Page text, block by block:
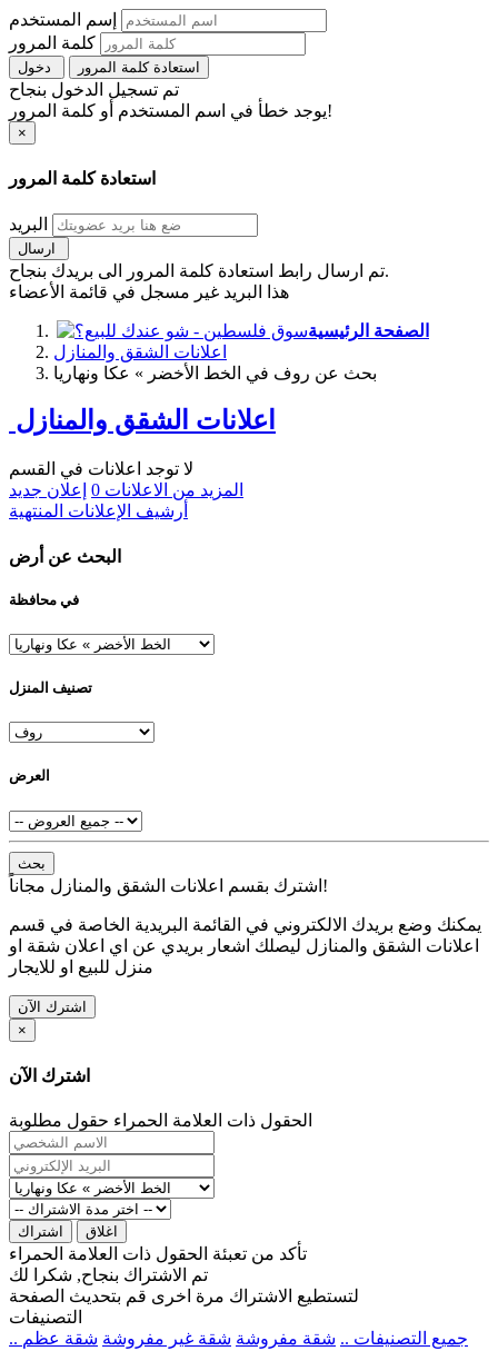
إسم المستخدم
كلمة المرور
استعادة كلمة المرور
تم تسجيل الدخول بنجاح
يوجد خطأ في اسم المستخدم أو كلمة المرور!
×
استعادة كلمة المرور
البريد
تم ارسال رابط استعادة كلمة المرور الى بريدك بنجاح.
هذا البريد غير مسجل في قائمة الأعضاء
الصفحة الرئيسية
اعلانات الشقق والمنازل
بحث عن روف في الخط الأخضر » عكا ونهاريا
اعلانات الشقق والمنازل
لا توجد اعلانات في القسم
المزيد من الاعلانات 0 إعلان جديد
أرشيف الإعلانات المنتهية
البحث عن أرض
في محافظة
تصنيف المنزل
العرض
بحث
اشترك بقسم اعلانات الشقق والمنازل مجاناً!
يمكنك وضع بريدك الالكتروني في القائمة البريدية الخاصة في قسم
اعلانات الشقق والمنازل ليصلك اشعار بريدي عن اي اعلان شقة او
منزل للبيع او للايجار
اشترك الآن
×
اشترك الآن
الحقول ذات العلامة الحمراء حقول مطلوبة
اشتراك اغلاق
تأكد من تعبئة الحقول ذات العلامة الحمراء
تم الاشتراك بنجاح, شكرا لك
لتستطيع الاشتراك مرة اخرى قم بتحديث الصفحة
التصنيفات
.. جميع التصنيفات .. شقة مفروشة شقة غير مفروشة شقة عظم